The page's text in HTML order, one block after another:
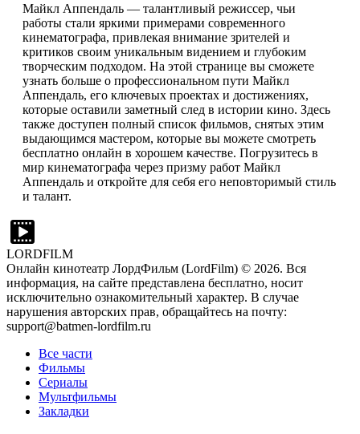
Майкл Аппендаль — талантливый режиссер, чьи
работы стали яркими примерами современного
кинематографа, привлекая внимание зрителей и
критиков своим уникальным видением и глубоким
творческим подходом. На этой странице вы сможете
узнать больше о профессиональном пути Майкл
Аппендаль, его ключевых проектах и достижениях,
которые оставили заметный след в истории кино. Здесь
также доступен полный список фильмов, снятых этим
выдающимся мастером, которые вы можете смотреть
бесплатно онлайн в хорошем качестве. Погрузитесь в
мир кинематографа через призму работ Майкл
Аппендаль и откройте для себя его неповторимый стиль
и талант.
LORDFILM
Онлайн кинотеатр ЛордФильм (LordFilm) © 2026. Вся
информация, на сайте представлена бесплатно, носит
исключительно ознакомительный характер. В случае
нарушения авторских прав, обращайтесь на почту:
support@batmen-lordfilm.ru
Все части
Фильмы
Сериалы
Мультфильмы
Закладки